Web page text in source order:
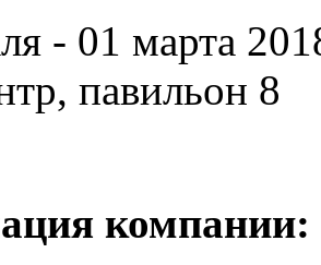
- 01 марта
павильон 8
компании: